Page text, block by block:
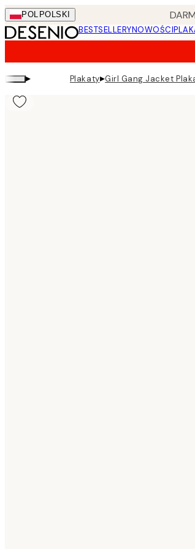
Skip
to
main
POL POLSKI
BESTSELLERYNOWOŚCI
▸ Plakaty▸Girl Gang Jacket